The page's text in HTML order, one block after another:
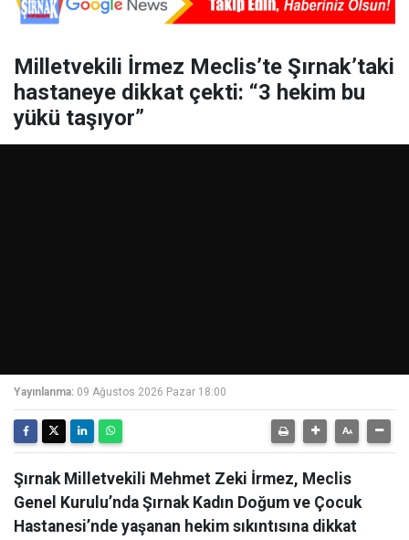
Milletvekili İrmez Meclis’te Şırnak’taki
hastaneye dikkat çekti: “3 hekim bu
yükü taşıyor”
Yayınlanma: 09 Ağustos 2026 Pazar 18:00
Şırnak Milletvekili Mehmet Zeki İrmez, Meclis
Genel Kurulu’nda Şırnak Kadın Doğum ve Çocuk
Hastanesi’nde yaşanan hekim sıkıntısına dikkat